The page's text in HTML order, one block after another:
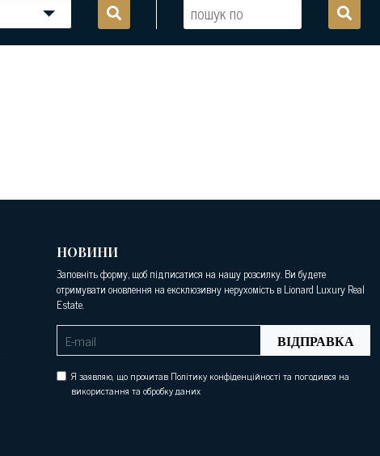
НОВИНИ
Заповніть форму, щоб підписатися на нашу розсилку. Ви будете
отримувати оновлення на ексклюзивну нерухомість в Lionard Luxury Real
Estate.
ВІДПРАВКА
Я заявляю, що прочитав Політику конфіденційності та погодився на
використання та обробку даних